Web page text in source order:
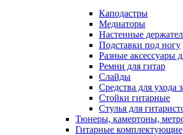
Каподастры
Медиаторы
Настенные
Подставки под ногу
Разные аксессуары
Ремни для гитар
Слайды
Средства для ухода
Стойки гитарные
Стулья для
Тюнеры, камертоны,
Гитарные комплектующие